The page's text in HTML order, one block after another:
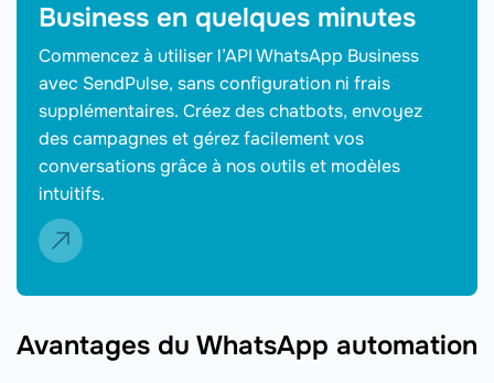
Business en quelques minutes
Commencez à utiliser l’API WhatsApp Business
avec SendPulse, sans configuration ni frais
supplémentaires. Créez des chatbots, envoyez
des campagnes et gérez facilement vos
conversations grâce à nos outils et modèles
intuitifs.
Avantages du WhatsApp automation